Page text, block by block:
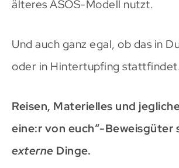
älteres ASOS-Modell nutzt.
Und auch ganz egal, ob das in
oder in Hintertupfing
Reisen, Materielles und
eine:r von euch“-Beweisgüter
externe Dinge.